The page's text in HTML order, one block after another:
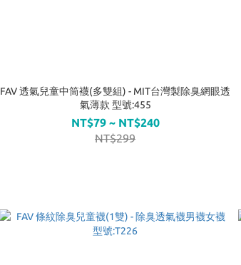
FAV 透氣兒童中筒襪(多雙組) - MIT台灣製除臭網眼透
氣薄款 型號:455
NT$79 ~ NT$240
NT$299